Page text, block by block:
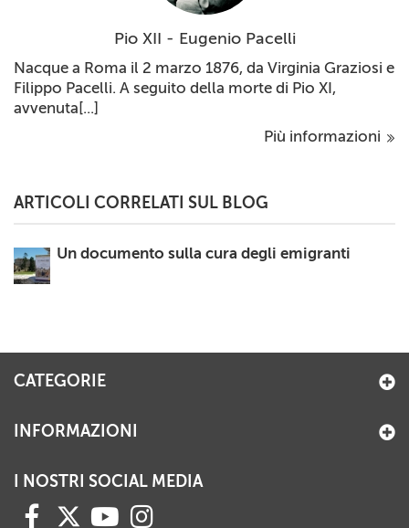
Pio XII - Eugenio Pacelli
Nacque a Roma il 2 marzo 1876, da Virginia Graziosi e
Filippo Pacelli. A seguito della morte di Pio XI,
avvenuta[...]
Più informazioni
ARTICOLI CORRELATI SUL BLOG
Un documento sulla cura degli emigranti
CATEGORIE
INFORMAZIONI
I NOSTRI SOCIAL MEDIA